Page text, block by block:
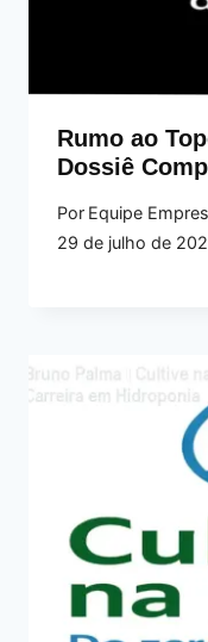
Rumo ao
Dossiê
Por Equipe
29 de julho de